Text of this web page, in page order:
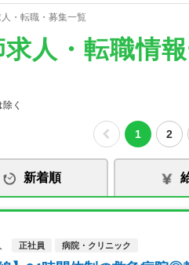
・転職・募集一覧
人・転職情
く
1 2
新着順
正社員 病院・クリニック